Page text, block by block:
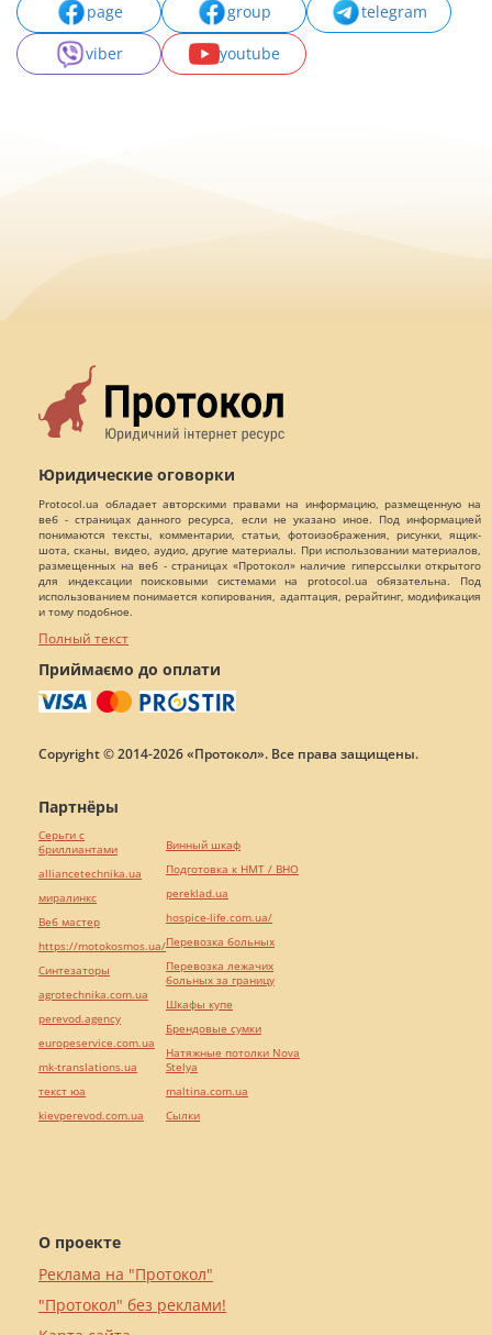
page group
telegram
viber
youtube
Юридические оговорки
Protocol.ua обладает авторскими правами на информацию, размещенную на
веб - страницах данного ресурса, если не указано иное. Под информацией
понимаются тексты, комментарии, статьи, фотоизображения, рисунки, ящик-
шота, сканы, видео, аудио, другие материалы. При использовании материалов,
размещенных на веб - страницах «Протокол» наличие гиперссылки открытого
для индексации поисковыми системами на protocol.ua обязательна. Под
использованием понимается копирования, адаптация, рерайтинг, модификация
и тому подобное.
Полный текст
Приймаємо до оплати
Copyright © 2014-2026 «Протокол». Все права защищены.
О проекте
Реклама на "Протокол"
"Протокол" без реклами!
Партнёры
Серьги с
бриллиантами
alliancetechnika.ua
миралинкс
Веб мастер
https://motokosmos.ua/
Синтезаторы
agrotechnika.com.ua
perevod.agency
europeservice.com.ua
mk-translations.ua
текст юа
kievperevod.com.ua
Винный шкаф
Подготовка к НМТ / ВНО
pereklad.ua
hospice-life.com.ua/
Перевозка больных
Перевозка лежачих
больных за границу
Шкафы купе
Брендовые сумки
Натяжные потолки Nova
Stelya
maltina.com.ua
Cылки